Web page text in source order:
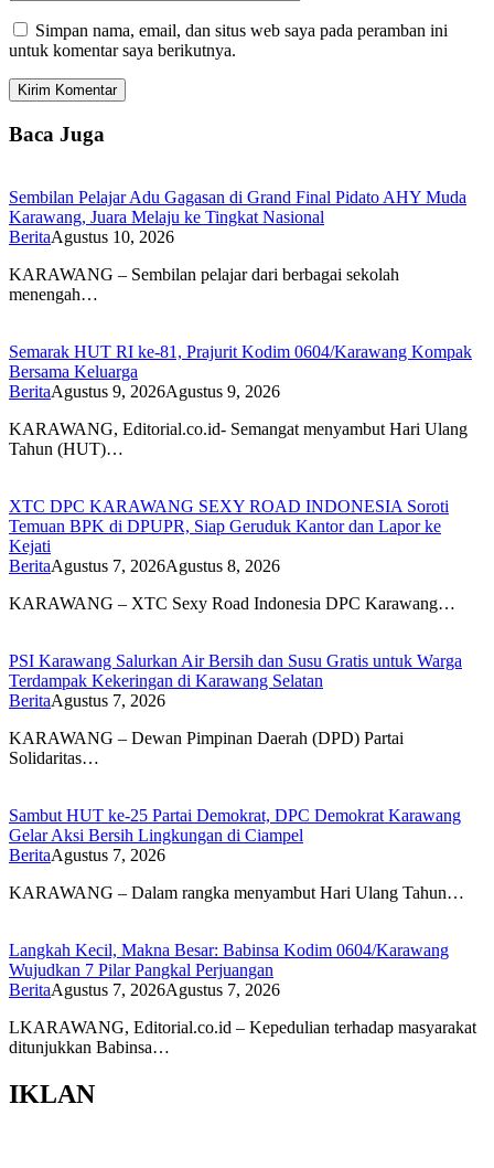
Simpan nama, email, dan situs web saya pada peramban ini
untuk komentar saya berikutnya.
Baca Juga
Sembilan Pelajar Adu Gagasan di Grand Final Pidato AHY Muda
Karawang, Juara Melaju ke Tingkat Nasional
BeritaAgustus 10, 2026
KARAWANG – Sembilan pelajar dari berbagai sekolah
menengah…
Semarak HUT RI ke-81, Prajurit Kodim 0604/Karawang Kompak
Bersama Keluarga
BeritaAgustus 9, 2026Agustus 9, 2026
KARAWANG, Editorial.co.id- Semangat menyambut Hari Ulang
Tahun (HUT)…
XTC DPC KARAWANG SEXY ROAD INDONESIA Soroti
Temuan BPK di DPUPR, Siap Geruduk Kantor dan Lapor ke
Kejati
BeritaAgustus 7, 2026Agustus 8, 2026
KARAWANG – XTC Sexy Road Indonesia DPC Karawang…
PSI Karawang Salurkan Air Bersih dan Susu Gratis untuk Warga
Terdampak Kekeringan di Karawang Selatan
BeritaAgustus 7, 2026
KARAWANG – Dewan Pimpinan Daerah (DPD) Partai
Solidaritas…
Sambut HUT ke-25 Partai Demokrat, DPC Demokrat Karawang
Gelar Aksi Bersih Lingkungan di Ciampel
BeritaAgustus 7, 2026
KARAWANG – Dalam rangka menyambut Hari Ulang Tahun…
Langkah Kecil, Makna Besar: Babinsa Kodim 0604/Karawang
Wujudkan 7 Pilar Pangkal Perjuangan
BeritaAgustus 7, 2026Agustus 7, 2026
LKARAWANG, Editorial.co.id – Kepedulian terhadap masyarakat
ditunjukkan Babinsa…
IKLAN